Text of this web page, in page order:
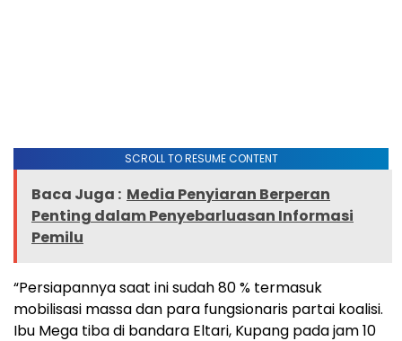
SCROLL TO RESUME CONTENT
Baca Juga : Media Penyiaran Berperan
Penting dalam Penyebarluasan Informasi
Pemilu
“Persiapannya saat ini sudah 80 % termasuk
mobilisasi massa dan para fungsionaris partai koalisi.
Ibu Mega tiba di bandara Eltari, Kupang pada jam 10